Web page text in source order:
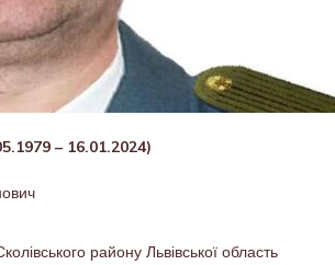
– 16.01.2024)
району Львівської область